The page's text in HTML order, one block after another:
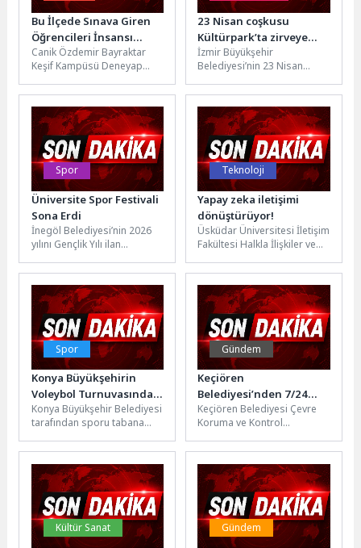
Bu İlçede Sınava Giren
Öğrencileri İnsansı
Robot Karşılıyor
Canik Özdemir Bayraktar
Keşif Kampüsü Deneyap
Seçme Sınavı'na öğrenciler
akın ediyor, sınava...
23 Nisan coşkusu
Kültürpark’ta zirveye
çıkıyor
İzmir Büyükşehir
Belediyesi’nin 23 Nisan
Bayramı kapsamında kent
genelinde sürdürdüğü
etkinlikler,...
Spor
Üniversite Spor Festivali
Sona Erdi
İnegöl Belediyesi’nin 2026
yılını Gençlik Yılı ilan
İlçe Gençlik ve Spor...
Teknoloji
Yapay zeka iletişimi
dönüştürüyor!
Üsküdar Üniversitesi İletişim
Fakültesi Halkla İlişkiler ve
Dr. Özge Uğurlu, yapay...
Spor
Konya Büyükşehirin
Voleybol Turnuvasında
25 İlçede 2.460 Sporcu
Heyecana Ortak Oluyor
Konya Büyükşehir Belediyesi
tarafından sporu tabana
vatandaşların sportif
faaliyetlere katılımını
artırmak amacıyla...
Gündem
Keçiören
Belediyesi’nden 7/24
ilaçlama seferberliği
Keçiören Belediyesi Çevre
Koruma ve Kontrol
aylarında artan hava
sıcaklıklarıyla birlikte...
Kültür Sanat Gündem